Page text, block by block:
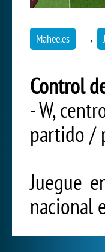
Mahee.es →
Control
- W,
partido /
Juegue
nacional